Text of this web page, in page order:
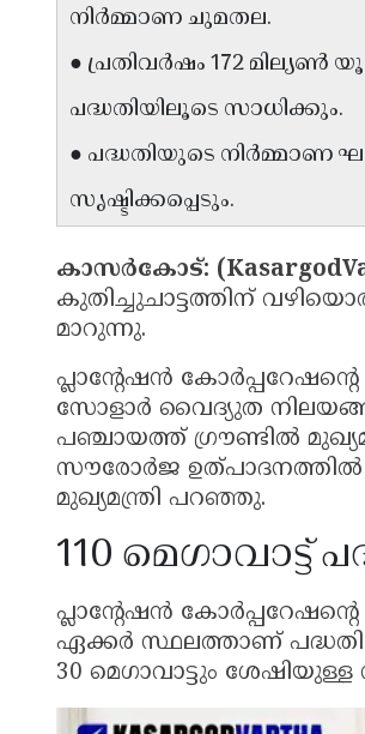
നിർമ്മാണ ചുമതല.
● പ്രതിവർഷം 172
പദ്ധതിയിലൂടെ സാധിക്കും.
● പദ്ധതിയുടെ നിർമ്മാണ
സൃഷ്ടിക്കപ്പെടും.
കാസർകോട്:
കുതിച്ചുചാട്ടത്തിന്
മാറുന്നു.
പ്ലാന്റേഷൻ
സോളാർ വൈദ്യുത
പഞ്ചായത്ത് ഗ്രൗണ്ടിൽ
സൗരോർജ
മുഖ്യമന്ത്രി പറഞ്ഞു.
110 മെഗാവാട്ട്
പ്ലാന്റേഷൻ കോർപ്പറേഷന്റെ
ഏക്കർ സ്ഥലത്താണ് പദ്ധതി
30 മെഗാവാട്ടും